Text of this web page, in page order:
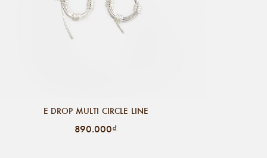
E DROP MULTI CIRCLE LINE
890.000₫